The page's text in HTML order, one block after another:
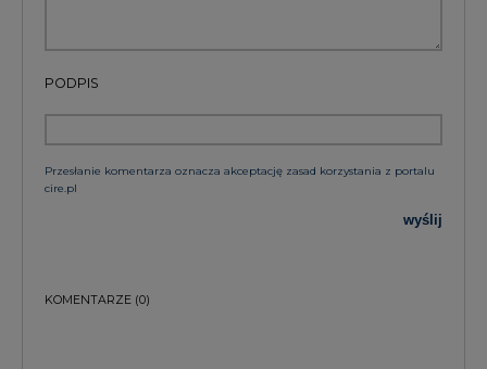
PODPIS
Przesłanie komentarza oznacza akceptację zasad korzystania z portalu
cire.pl
wyślij
KOMENTARZE (0)